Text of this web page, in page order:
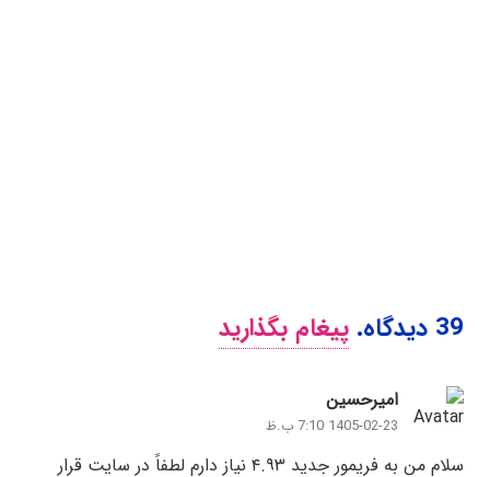
39 دیدگاه. پیغام بگذارید
امیرحسین
1405-02-23 7:10 ب.ظ
سلام من به فریمور جدید ۴.۹۳ نیاز دارم لطفاً در سایت قرار